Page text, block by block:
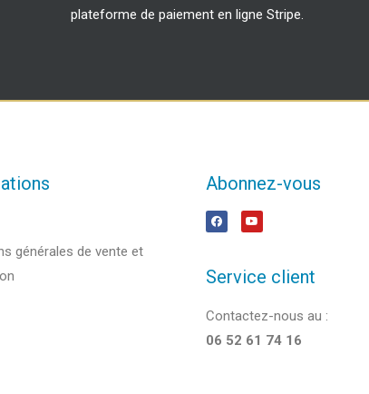
plateforme de paiement en ligne Stripe.
générales de vente et
Abonnez-vous
Service client
Contactez-nous au :
06 52 61 74 16